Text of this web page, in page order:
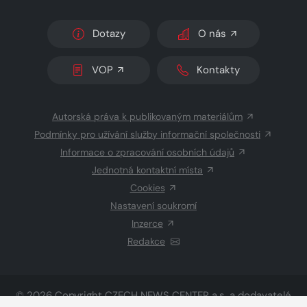
Dotazy O nás
VOP Kontakty
Autorská práva k publikovaným materiálům
Podmínky pro užívání služby informační společnosti
Informace o zpracování osobních údajů
Jednotná kontaktní místa
Cookies
Nastavení soukromí
Inzerce
Redakce
© 2026 CopyrightCZECH NEWS CENTER a.s.a dodavatelé